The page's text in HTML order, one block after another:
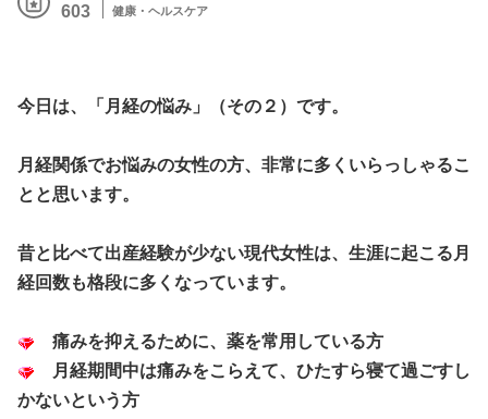
603 健康・ヘルスケア
今日は、「月経の悩み」（その２）です。
月経関係でお悩みの女性の方、非常に多くいらっしゃるこ
とと思います。
昔と比べて出産経験が少ない現代女性は、生涯に起こる月
経回数も格段に多くなっています。
痛みを抑えるために、薬を常用している方
月経期間中は痛みをこらえて、ひたすら寝て過ごすし
かないという方